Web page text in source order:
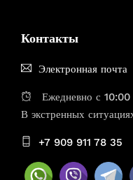
Контакты
Электронная почта
Ежедневно с
В экстренных
+7 909 911 78 35